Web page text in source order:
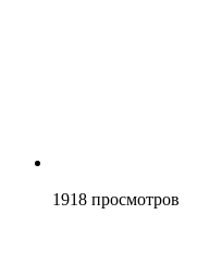
1918 просмотров